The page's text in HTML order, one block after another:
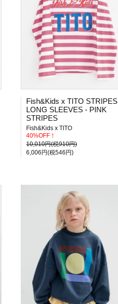
Fish&Kids x TITO STRIPES
LONG SLEEVES - PINK
STRIPES
Fish&Kids x TITO
40%OFF！
10,010円(税910円)
6,006円(税546円)